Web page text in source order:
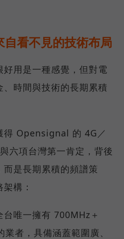
看不見的技術布局
用是一種感覺，但對電
時間與技術的長期累積
得 Opensignal 的 4G／
六項台灣第一肯定，背後
是長期累積的頻譜策
構：
唯一擁有 700MHz＋
者，具備涵蓋範圍廣、